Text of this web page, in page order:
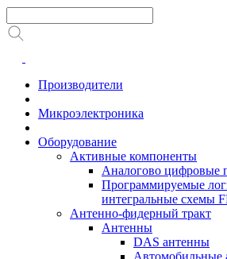
Производители
Микроэлектроника
Оборудование
Активные компоненты
Аналогово цифровые
Программируемые
интегральные схемы
Антенно-фидерный тракт
Антенны
DAS антенны
Автомобильные